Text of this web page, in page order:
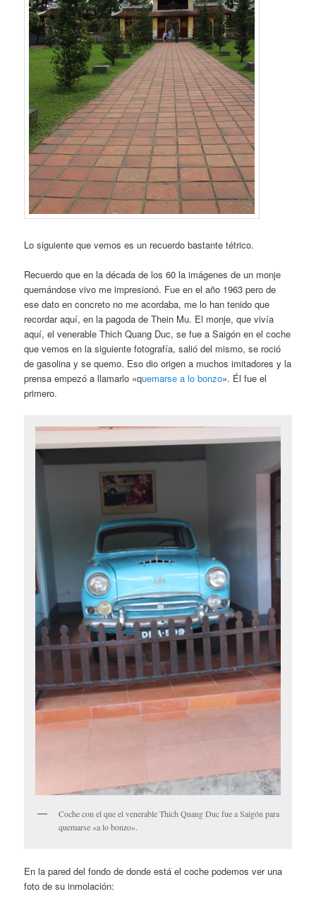
Lo siguiente que vemos es un recuerdo bastante tétrico.
Recuerdo que en la década de los 60 la imágenes de un monje
quemándose vivo me impresionó. Fue en el año 1963 pero de
ese dato en concreto no me acordaba, me lo han tenido que
recordar aquí, en la pagoda de Thein Mu. El monje, que vivía
aquí, el venerable Thich Quang Duc, se fue a Saigón en el coche
que vemos en la siguiente fotografía, salió del mismo, se roció
de gasolina y se quemo. Eso dio origen a muchos imitadores y la
prensa empezó a llamarlo «quemarse a lo bonzo». Él fue el
primero.
Coche con el que el venerable Thich Quang Duc fue a Saigón para
quemarse «a lo bonzo».
En la pared del fondo de donde está el coche podemos ver una
foto de su inmolación: